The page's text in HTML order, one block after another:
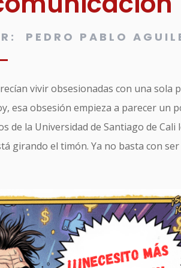
PEDRO PABLO
vivir obsesionadas con una sola
esa obsesión empieza a parecer un
de la Universidad de Santiago de Cali
girando el timón. Ya no basta con